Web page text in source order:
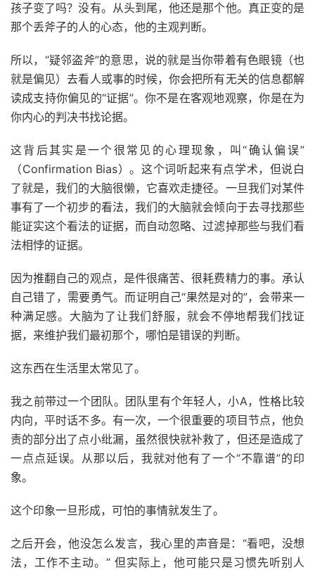
孩子变了吗？没有。从头到尾，他还是那个他。真正变的是
那个丢斧子的人的心态，他的主观判断。
所以，“疑邻盗斧”的意思，说的就是当你带着有色眼镜（也
就是偏见）去看人或事的时候，你会把所有无关的信息都解
读成支持你偏见的“证据”。你不是在客观地观察，你是在为
你内心的判决书找论据。
这背后其实是一个很常见的心理现象，叫“确认偏误”
（Confirmation Bias）。这个词听起来有点学术，但说白
了就是，我们的大脑很懒，它喜欢走捷径。一旦我们对某件
事有了一个初步的看法，我们的大脑就会倾向于去寻找那些
能证实这个看法的证据，而自动忽略、过滤掉那些与我们看
法相悖的证据。
因为推翻自己的观点，是件很痛苦、很耗费精力的事。承认
自己错了，需要勇气。而证明自己“果然是对的”，会带来一
种满足感。大脑为了让我们舒服，就会不停地帮我们找证
据，来维护我们最初那个，哪怕是错误的判断。
这东西在生活里太常见了。
我之前带过一个团队。团队里有个年轻人，小A，性格比较
内向，平时话不多。有一次，一个很重要的项目节点，他负
责的部分出了点小纰漏，虽然很快就补救了，但还是造成了
一点点延误。从那以后，我就对他有了一个“不靠谱”的印
象。
这个印象一旦形成，可怕的事情就发生了。
之后开会，他没怎么发言，我心里的声音是：“看吧，没想
法，工作不主动。” 但实际上，他可能只是习惯先听别人